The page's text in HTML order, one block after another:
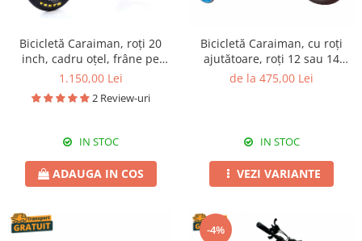
Bicicletă Caraiman, roți 20
inch, cadru oțel, frâne pe
disc, mov
1.150,00 Lei
2 Review-uri
IN STOC
ADAUGA IN COS
Bicicletă Caraiman, cu roți
ajutătoare, roți 12 sau 14
inch, cadru oțel, albastră
de la 475,00 Lei
IN STOC
VEZI VARIANTE
-4%